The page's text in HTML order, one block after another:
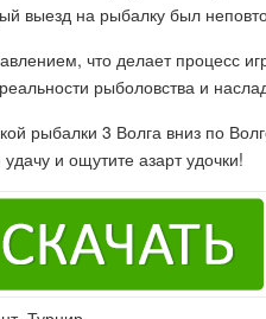
выезд на рыбалку был
что делает процесс
рыболовства и
рыбалки 3 Волга вниз по
и ощутите азарт удочки!